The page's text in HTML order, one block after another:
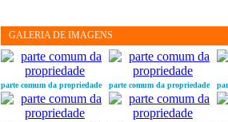
GALERIA DE IMAGENS
parte comum da propriedade parte comum da propriedade